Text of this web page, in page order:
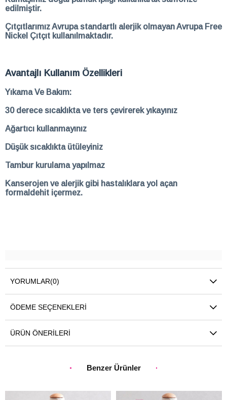
edilmiştir.
Çıtçıtlarımız Avrupa standartlı alerjik olmayan Avrupa Free
Nickel Çıtçıt kullanılmaktadır.
Avantajlı Kullanım Özellikleri
Yıkama Ve Bakım:
30 derece sıcaklıkta ve ters çevirerek yıkayınız
Ağartıcı kullanmayınız
Düşük sıcaklıkta ütüleyiniz
Tambur kurulama yapılmaz
Kanserojen ve alerjik gibi hastalıklara yol açan
formaldehit içermez.
YORUMLAR(0)
ÖDEME SEÇENEKLERI
ÜRÜN ÖNERILERI
Benzer Ürünler